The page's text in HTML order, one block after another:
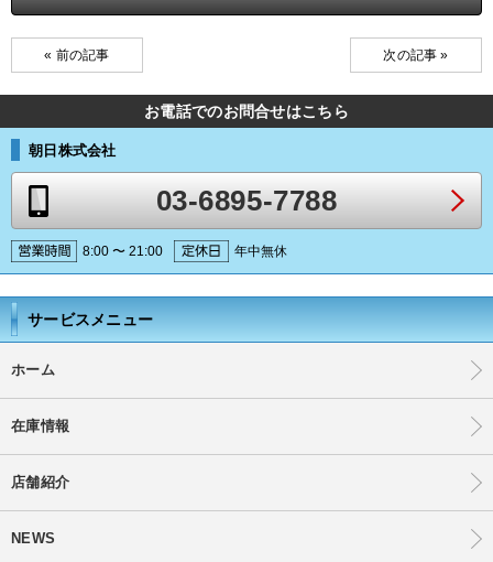
« 前の記事 次の記事 »
お電話でのお問合せはこちら
朝日株式会社
03-6895-7788
8:00 〜 21:00 年中無休
サービスメニュー
ホーム
在庫情報
店舗紹介
NEWS